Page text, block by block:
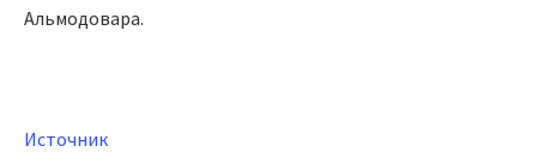
Альмодовара.
Источник